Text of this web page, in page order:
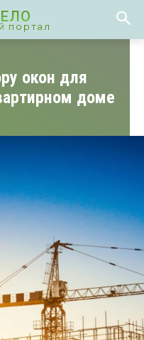
портал
окон для
доме